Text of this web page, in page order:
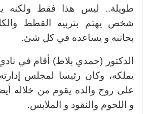
طويلة.. ليس هذا فقط ولكنه
شخص يهتم بتربيه القطط
بجانبه و يساعده في كل شئ.
الدكتور (حمدي بلاط) أقام في
يملكه، وكان رئيسا لمجلس
على روح والده يقوم من خلاله
و اللحوم والنقود و الملابس.